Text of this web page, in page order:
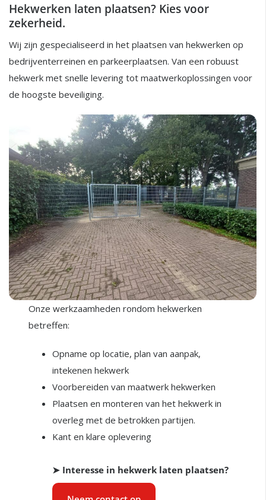
Hekwerken laten plaatsen? Kies voor
zekerheid.
Wij zijn gespecialiseerd in het plaatsen van hekwerken op
bedrijventerreinen en parkeerplaatsen. Van een robuust
hekwerk met snelle levering tot maatwerkoplossingen voor
de hoogste beveiliging.
Onze werkzaamheden rondom hekwerken
betreffen:
Opname op locatie, plan van aanpak,
intekenen hekwerk
Voorbereiden van maatwerk hekwerken
Plaatsen en monteren van het hekwerk in
overleg met de betrokken partijen.
Kant en klare oplevering
➤ Interesse in hekwerk laten plaatsen?